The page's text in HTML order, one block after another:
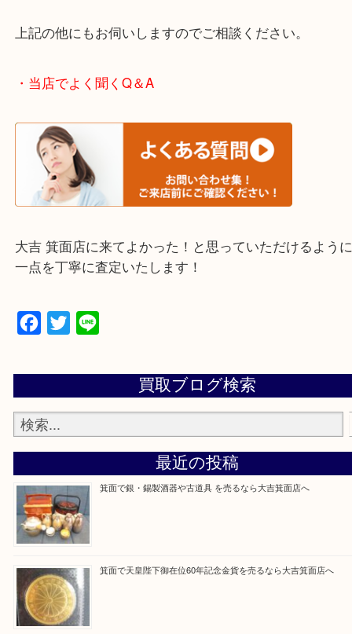
・エリア紹介
※下記エリアはご依頼が多いエリアです。
箕面市・池田市・吹田市
豊中市・茨木市・尼崎市
・当店でよく聞くQ＆A
大吉 箕面店に来てよかった！と思っていただける
一点を丁寧に査定いたします！